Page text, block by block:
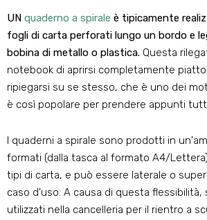
UN quaderno a spirale è tipicamente
fogli di carta perforati lungo un bordo e
bobina di metallo o plastica. Questa
notebook di aprirsi completamente
ripiegarsi su se stesso, che è uno dei
è così popolare per prendere appunti
I quaderni a spirale sono prodotti in
formati (dalla tasca al formato A4/
tipi di carta, e può essere laterale o
caso d'uso. A causa di questa flessibilità,
utilizzati nella cancelleria per il rientro a